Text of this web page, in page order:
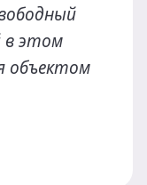
в этом
объектом